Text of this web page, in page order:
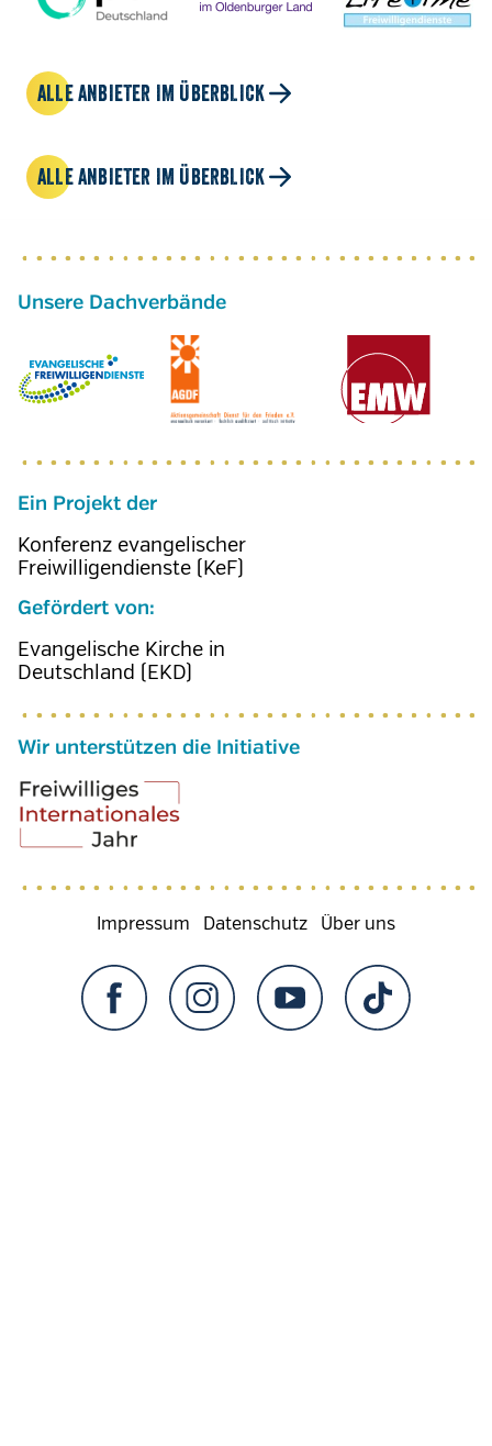
ALLE ANBIETER IM ÜBERBLICK
ALLE ANBIETER IM ÜBERBLICK
Ein Projekt der
Konferenz evangelischer
Freiwilligendienste (KeF)
Gefördert von:
Evangelische Kirche in
Deutschland (EKD)
Wir unterstützen die Initiative
Fußzeilenmenü
Impressum Datenschutz Über uns